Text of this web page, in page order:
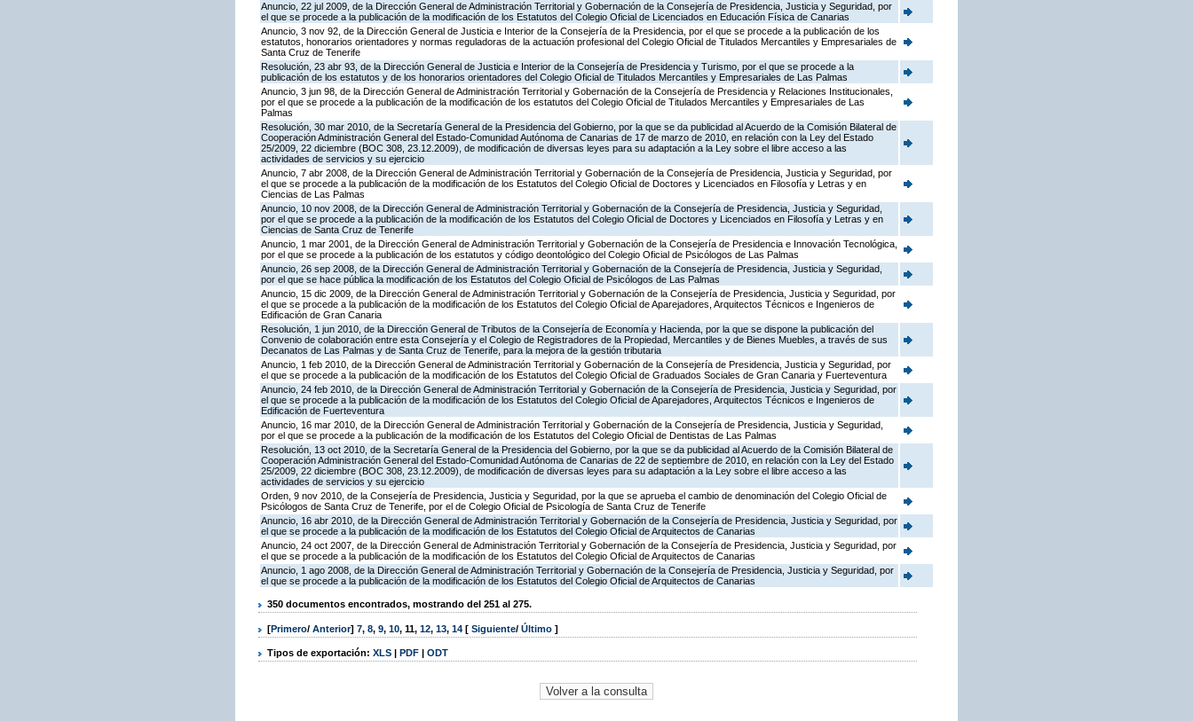
Anuncio, 22 jul 2009, de la Dirección General de Administración Territorial y Gobernación de la Consejería de Presidencia, Justicia y Seguridad, por
el que se procede a la publicación de la modificación de los Estatutos del Colegio Oficial de Licenciados en Educación Física de Canarias
Anuncio, 3 nov 92, de la Dirección General de Justicia e Interior de la Consejería de la Presidencia, por el que se procede a la publicación de los
estatutos, honorarios orientadores y normas reguladoras de la actuación profesional del Colegio Oficial de Titulados Mercantiles y Empresariales de
Santa Cruz de Tenerife
Resolución, 23 abr 93, de la Dirección General de Justicia e Interior de la Consejería de Presidencia y Turismo, por el que se procede a la
publicación de los estatutos y de los honorarios orientadores del Colegio Oficial de Titulados Mercantiles y Empresariales de Las Palmas
Anuncio, 3 jun 98, de la Dirección General de Administración Territorial y Gobernación de la Consejería de Presidencia y Relaciones Institucionales,
por el que se procede a la publicación de la modificación de los estatutos del Colegio Oficial de Titulados Mercantiles y Empresariales de Las
Palmas
Resolución, 30 mar 2010, de la Secretaría General de la Presidencia del Gobierno, por la que se da publicidad al Acuerdo de la Comisión Bilateral de
Cooperación Administración General del Estado-Comunidad Autónoma de Canarias de 17 de marzo de 2010, en relación con la Ley del Estado
25/2009, 22 diciembre (BOC 308, 23.12.2009), de modificación de diversas leyes para su adaptación a la Ley sobre el libre acceso a las
actividades de servicios y su ejercicio
Anuncio, 7 abr 2008, de la Dirección General de Administración Territorial y Gobernación de la Consejería de Presidencia, Justicia y Seguridad, por
el que se procede a la publicación de la modificación de los Estatutos del Colegio Oficial de Doctores y Licenciados en Filosofía y Letras y en
Ciencias de Las Palmas
Anuncio, 10 nov 2008, de la Dirección General de Administración Territorial y Gobernación de la Consejería de Presidencia, Justicia y Seguridad,
por el que se procede a la publicación de la modificación de los Estatutos del Colegio Oficial de Doctores y Licenciados en Filosofía y Letras y en
Ciencias de Santa Cruz de Tenerife
Anuncio, 1 mar 2001, de la Dirección General de Administración Territorial y Gobernación de la Consejería de Presidencia e Innovación Tecnológica,
por el que se procede a la publicación de los estatutos y código deontológico del Colegio Oficial de Psicólogos de Las Palmas
Anuncio, 26 sep 2008, de la Dirección General de Administración Territorial y Gobernación de la Consejería de Presidencia, Justicia y Seguridad,
por el que se hace pública la modificación de los Estatutos del Colegio Oficial de Psicólogos de Las Palmas
Anuncio, 15 dic 2009, de la Dirección General de Administración Territorial y Gobernación de la Consejería de Presidencia, Justicia y Seguridad, por
el que se procede a la publicación de la modificación de los Estatutos del Colegio Oficial de Aparejadores, Arquitectos Técnicos e Ingenieros de
Edificación de Gran Canaria
Resolución, 1 jun 2010, de la Dirección General de Tributos de la Consejería de Economía y Hacienda, por la que se dispone la publicación del
Convenio de colaboración entre esta Consejería y el Colegio de Registradores de la Propiedad, Mercantiles y de Bienes Muebles, a través de sus
Decanatos de Las Palmas y de Santa Cruz de Tenerife, para la mejora de la gestión tributaria
Anuncio, 1 feb 2010, de la Dirección General de Administración Territorial y Gobernación de la Consejería de Presidencia, Justicia y Seguridad, por
el que se procede a la publicación de la modificación de los Estatutos del Colegio Oficial de Graduados Sociales de Gran Canaria y Fuerteventura
Anuncio, 24 feb 2010, de la Dirección General de Administración Territorial y Gobernación de la Consejería de Presidencia, Justicia y Seguridad, por
el que se procede a la publicación de la modificación de los Estatutos del Colegio Oficial de Aparejadores, Arquitectos Técnicos e Ingenieros de
Edificación de Fuerteventura
Anuncio, 16 mar 2010, de la Dirección General de Administración Territorial y Gobernación de la Consejería de Presidencia, Justicia y Seguridad,
por el que se procede a la publicación de la modificación de los Estatutos del Colegio Oficial de Dentistas de Las Palmas
Resolución, 13 oct 2010, de la Secretaría General de la Presidencia del Gobierno, por la que se da publicidad al Acuerdo de la Comisión Bilateral de
Cooperación Administración General del Estado-Comunidad Autónoma de Canarias de 22 de septiembre de 2010, en relación con la Ley del Estado
25/2009, 22 diciembre (BOC 308, 23.12.2009), de modificación de diversas leyes para su adaptación a la Ley sobre el libre acceso a las
actividades de servicios y su ejercicio
Orden, 9 nov 2010, de la Consejería de Presidencia, Justicia y Seguridad, por la que se aprueba el cambio de denominación del Colegio Oficial de
Psicólogos de Santa Cruz de Tenerife, por el de Colegio Oficial de Psicología de Santa Cruz de Tenerife
Anuncio, 16 abr 2010, de la Dirección General de Administración Territorial y Gobernación de la Consejería de Presidencia, Justicia y Seguridad, por
el que se procede a la publicación de la modificación de los Estatutos del Colegio Oficial de Arquitectos de Canarias
Anuncio, 24 oct 2007, de la Dirección General de Administración Territorial y Gobernación de la Consejería de Presidencia, Justicia y Seguridad, por
el que se procede a la publicación de la modificación de los Estatutos del Colegio Oficial de Arquitectos de Canarias
Anuncio, 1 ago 2008, de la Dirección General de Administración Territorial y Gobernación de la Consejería de Presidencia, Justicia y Seguridad, por
el que se procede a la publicación de la modificación de los Estatutos del Colegio Oficial de Arquitectos de Canarias
350 documentos encontrados, mostrando del 251 al 275.
[Primero/ Anterior] 7, 8, 9, 10, 11, 12, 13, 14 [ Siguiente/ Último ]
Tipos de exportación: XLS | PDF | ODT